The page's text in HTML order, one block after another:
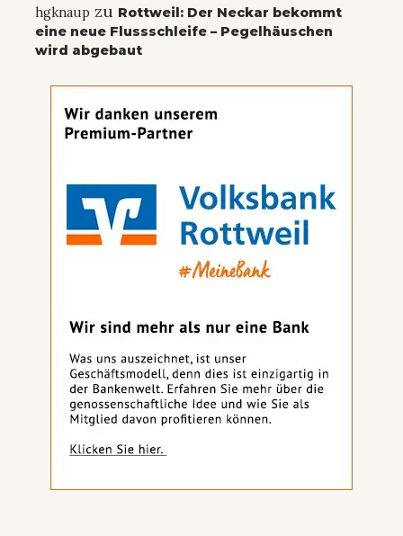
hgknaup zu Rottweil: Der Neckar bekommt
eine neue Flussschleife – Pegelhäuschen
wird abgebaut